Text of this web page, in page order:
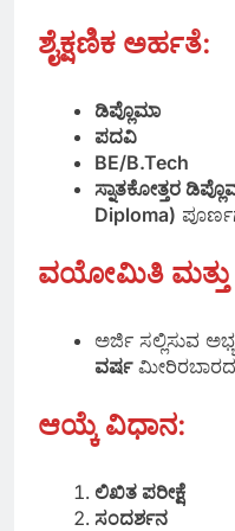
ಶೈಕ್ಷಣಿಕ ಅರ್ಹತೆ:
ಡಿಪ್ಲೊಮಾ
ಪದವಿ
BE/B.Tech
ಸ್ನಾತಕೋತ್ತರ
Diploma)
ವಯೋಮಿತಿ ಮತ್ತು
ಅರ್ಜಿ ಸಲ್ಲಿಸುವ
ವರ್ಷ
ಆಯ್ಕೆ ವಿಧಾನ:
ಲಿಖಿತ ಪರೀಕ್ಷೆ
ಸಂದರ್ಶನ